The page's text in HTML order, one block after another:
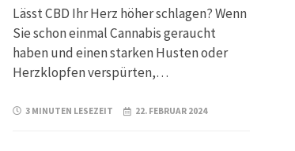
Lässt CBD Ihr Herz höher schlagen? Wenn
Sie schon einmal Cannabis geraucht
haben und einen starken Husten oder
Herzklopfen verspürten,…
3 MINUTEN LESEZEIT 22. FEBRUAR 2024